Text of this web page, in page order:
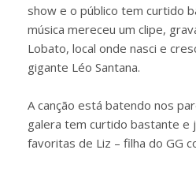
show e o público tem curtido
música mereceu um clipe,
Lobato, local onde nasci e
gigante Léo Santana.
A canção está batendo nos
galera tem curtido bastante e
favoritas de Liz – filha do GG